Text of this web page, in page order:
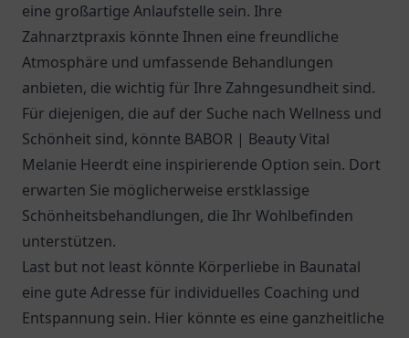
eine großartige Anlaufstelle sein. Ihre
Zahnarztpraxis könnte Ihnen eine freundliche
Atmosphäre und umfassende Behandlungen
anbieten, die wichtig für Ihre Zahngesundheit sind.
Für diejenigen, die auf der Suche nach Wellness und
Schönheit sind, könnte BABOR | Beauty Vital
Melanie Heerdt eine inspirierende Option sein. Dort
erwarten Sie möglicherweise erstklassige
Schönheitsbehandlungen, die Ihr Wohlbefinden
unterstützen.
Last but not least könnte Körperliebe in Baunatal
eine gute Adresse für individuelles Coaching und
Entspannung sein. Hier könnte es eine ganzheitliche